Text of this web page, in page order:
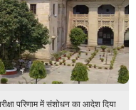
परिणाम में संशोधन का आदेश दिया